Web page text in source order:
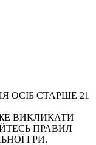
ОСІБ СТАРШЕ 21
ВИКЛИКАТИ
ПРАВИЛ
ГРИ.